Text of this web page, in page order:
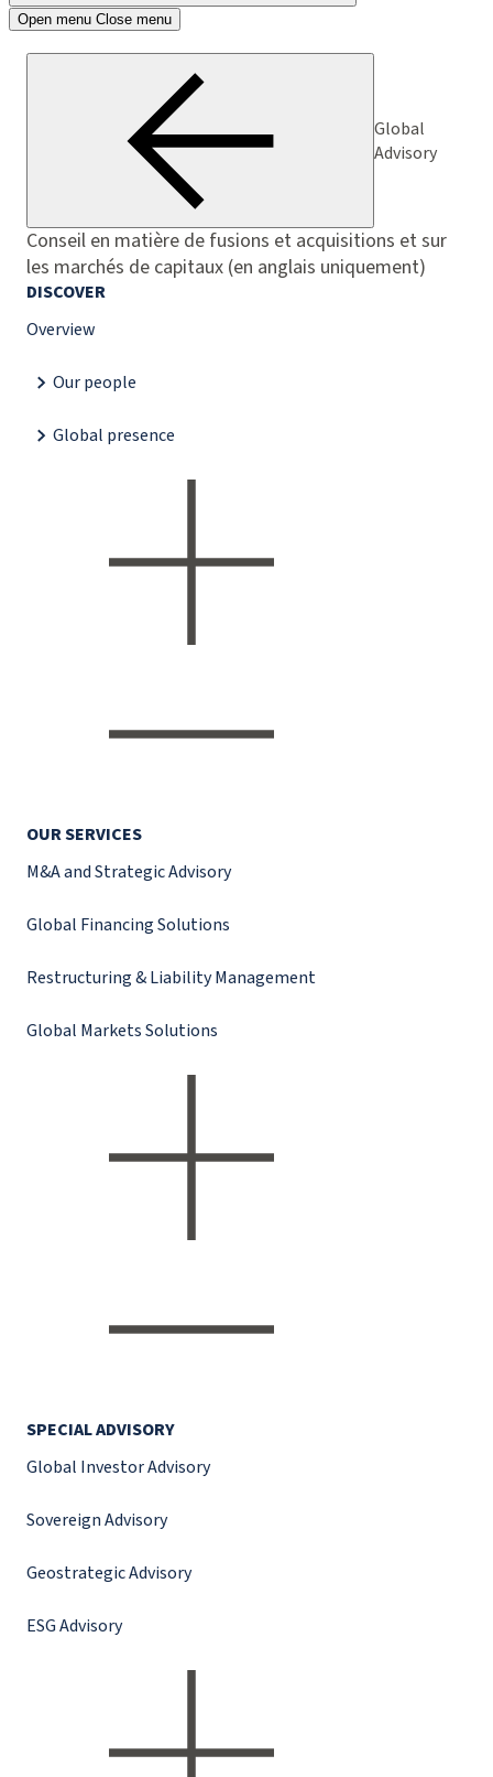
Open menu Close menu
Global
Advisory
Conseil en matière de fusions et acquisitions et sur
les marchés de capitaux (en anglais uniquement)
DISCOVER
Overview
Our people
Global presence
OUR SERVICES
M&A and Strategic Advisory
Global Financing Solutions
Restructuring & Liability Management
Global Markets Solutions
SPECIAL ADVISORY
Global Investor Advisory
Sovereign Advisory
Geostrategic Advisory
ESG Advisory